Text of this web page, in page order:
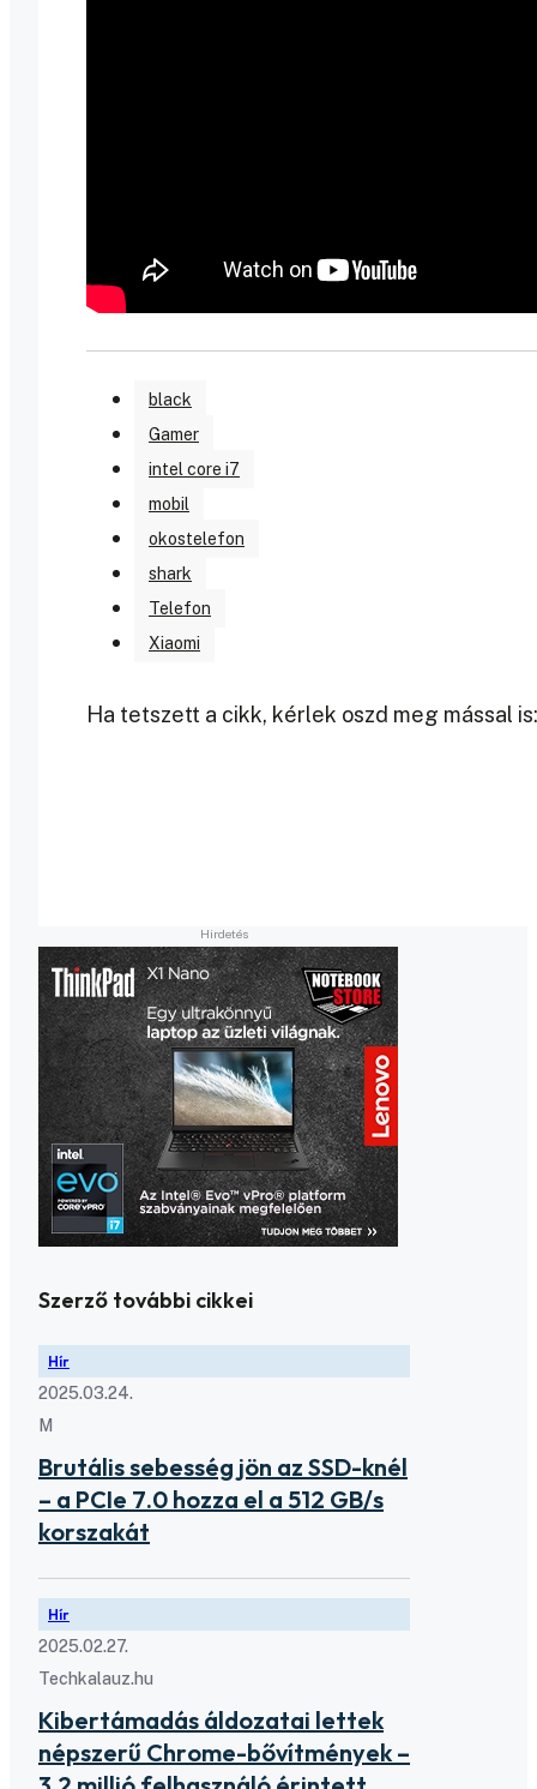
black
Gamer
intel core i7
mobil
okostelefon
shark
Telefon
Xiaomi
Ha tetszett a cikk, kérlek oszd meg mással is:
Szerző további cikkei
Hír
2025.03.24.
M
Brutális sebesség jön az SSD-knél
– a PCIe 7.0 hozza el a 512 GB/s
korszakát
Hír
2025.02.27.
Techkalauz.hu
Kibertámadás áldozatai lettek
népszerű Chrome-bővítmények –